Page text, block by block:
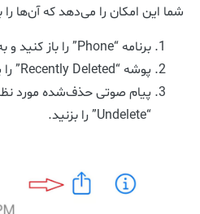
شما این امکان را می‌دهد که آن‌ها را به
برنامه “Phone” را باز کنید و به بخش “Voicemail” بروید.
پوشه “Recently Deleted” را پیدا کرده و وارد آن شوید.
پیام صوتی حذف‌شده مورد نظر را